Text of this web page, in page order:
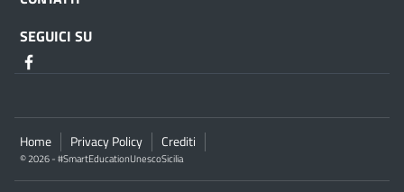
SEGUICI SU
Home Privacy Policy Crediti
© 2026 - #SmartEducationUnescoSicilia